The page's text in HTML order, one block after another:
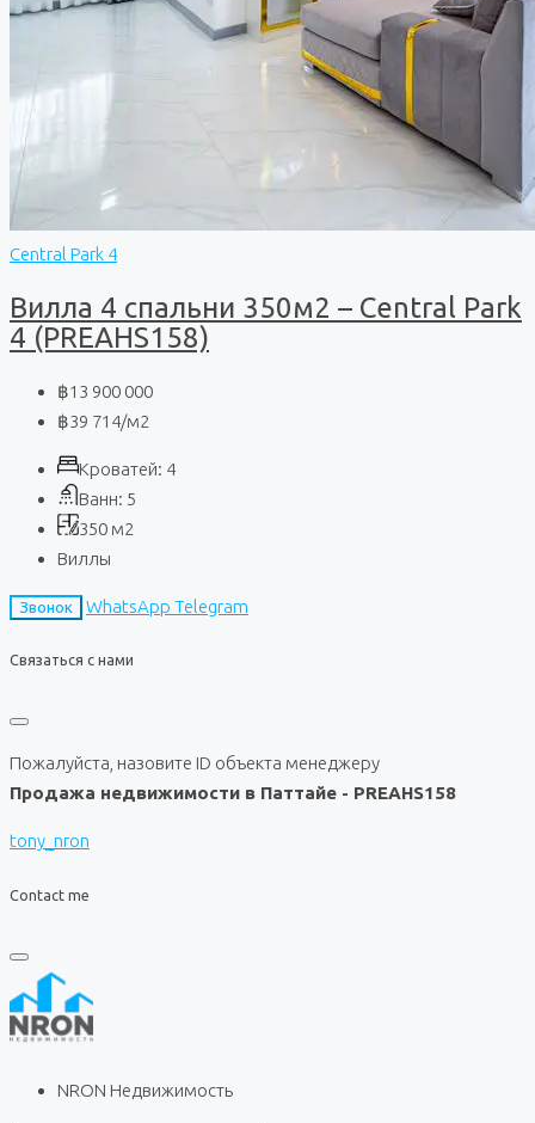
Central Park 4
Вилла 4 спальни 350м2 – Central Park
4 (PREAHS158)
฿13 900 000
฿39 714/м2
Кроватей: 4
Ванн: 5
350 м2
Виллы
Звонок WhatsApp Telegram
Связаться с нами
Пожалуйста, назовите ID объекта менеджеру
Продажа недвижимости в Паттайе - PREAHS158
tony_nron
Contact me
NRON Недвижимость